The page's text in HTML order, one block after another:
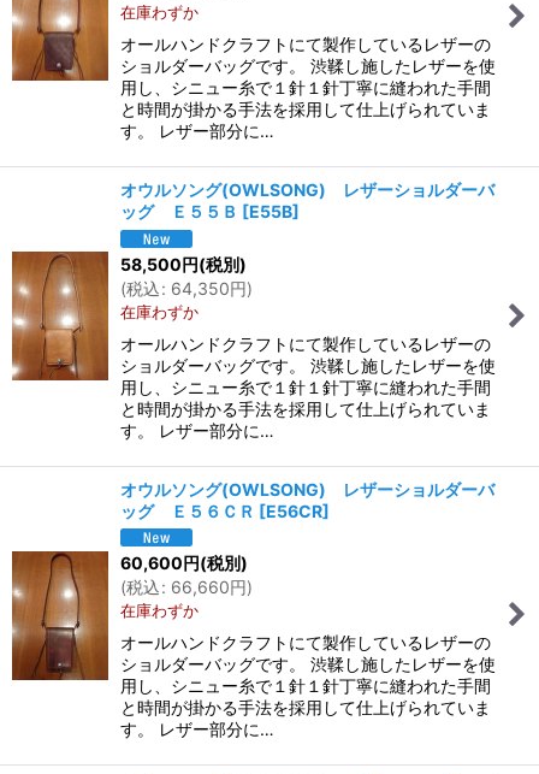
在庫わずか
オールハンドクラフトにて製作しているレザーの
ショルダーバッグです。 渋鞣し施したレザーを使
用し、シニュー糸で１針１針丁寧に縫われた手間
と時間が掛かる手法を採用して仕上げられていま
す。 レザー部分に…
オウルソング(OWLSONG) レザーショルダーバ
ッグ Ｅ５５Ｂ [E55B]
58,500円(税別)
(税込: 64,350円)
在庫わずか
オールハンドクラフトにて製作しているレザーの
ショルダーバッグです。 渋鞣し施したレザーを使
用し、シニュー糸で１針１針丁寧に縫われた手間
と時間が掛かる手法を採用して仕上げられていま
す。 レザー部分に…
オウルソング(OWLSONG) レザーショルダーバ
ッグ Ｅ５６ＣＲ [E56CR]
60,600円(税別)
(税込: 66,660円)
在庫わずか
オールハンドクラフトにて製作しているレザーの
ショルダーバッグです。 渋鞣し施したレザーを使
用し、シニュー糸で１針１針丁寧に縫われた手間
と時間が掛かる手法を採用して仕上げられていま
す。 レザー部分に…